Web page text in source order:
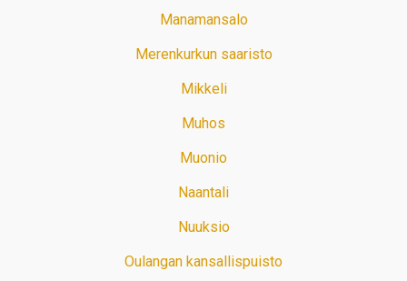
Manamansalo
Merenkurkun saaristo
Mikkeli
Muhos
Muonio
Naantali
Nuuksio
Oulangan kansallispuisto